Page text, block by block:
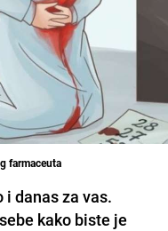
farmaceuta
danas za vas.
kako biste je